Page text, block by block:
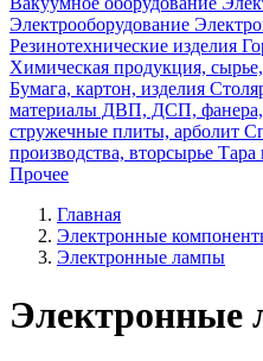
Электрооборудование
Резинотехнические изделия
Химическая продукция,
Бумага, картон, изделия
материалы ДВП, ДСП,
стружечные плиты, арболит
производства, вторсырье Тара
Прочее
Главная
Электронные
Электронные лампы
Электронные